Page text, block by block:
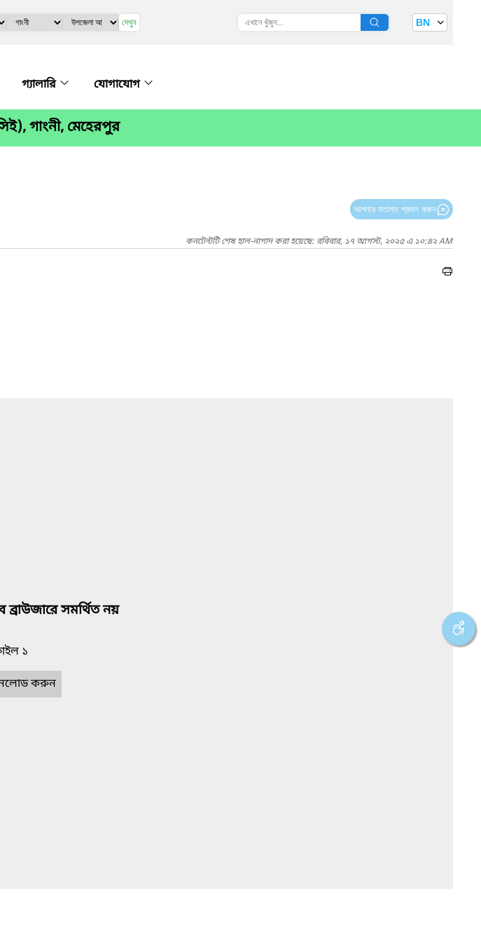
দেখুন BN
গ্যালারি যোগাযোগ
গাংনী, মেহেরপুর
আপনার মতামত প্রদান করুন
কনটেন্টটি শেষ হাল-নাগাদ করা হয়েছে: রবিবার, ১৭ আগস্ট, ২০২৫ এ ১০:৪২ AM
ব্রাউজারে সমর্থিত নয়
১
করুন